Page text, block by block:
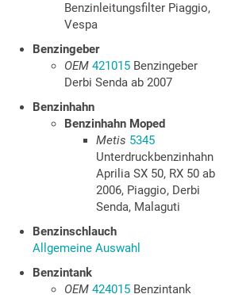
Benzinleitungsfilter Piaggio,
Vespa
Benzingeber
OEM 421015Benzingeber
Derbi Senda ab 2007
Benzinhahn
Benzinhahn Moped
Metis 5345
Unterdruckbenzinhahn
Aprilia SX 50, RX 50 ab
2006, Piaggio, Derbi
Senda, Malaguti
Benzinschlauch
Allgemeine Auswahl
Benzintank
OEM 424015Benzintank